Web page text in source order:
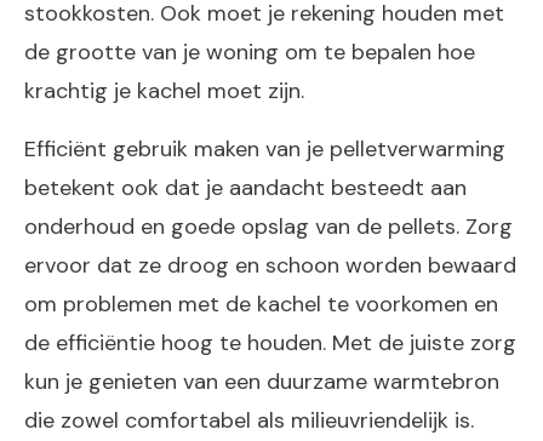
stookkosten. Ook moet je rekening houden met
de grootte van je woning om te bepalen hoe
krachtig je kachel moet zijn.
Efficiënt gebruik maken van je pelletverwarming
betekent ook dat je aandacht besteedt aan
onderhoud en goede opslag van de pellets. Zorg
ervoor dat ze droog en schoon worden bewaard
om problemen met de kachel te voorkomen en
de efficiëntie hoog te houden. Met de juiste zorg
kun je genieten van een duurzame warmtebron
die zowel comfortabel als milieuvriendelijk is.